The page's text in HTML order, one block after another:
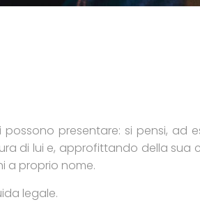
presentare: si pensi, ad
di lui e, approfittando della sua
a proprio nome.
legale.